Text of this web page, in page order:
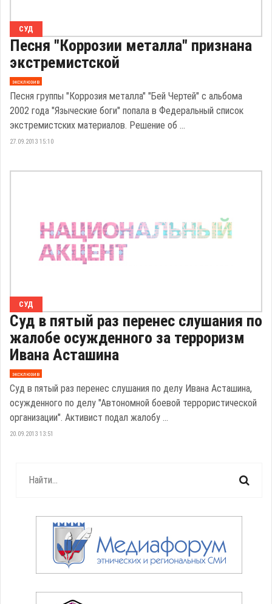
СУД
Песня "Коррозии металла" признана
экстремистской
эксклюзив
Песня группы "Коррозия металла" "Бей Чертей" с альбома
2002 года "Языческие боги" попала в Федеральный список
экстремистских материалов. Решение об ...
27.09.2013 15:10
СУД
Суд в пятый раз перенес слушания по
жалобе осужденного за терроризм
Ивана Асташина
эксклюзив
Суд в пятый раз перенес слушания по делу Ивана Асташина,
осужденного по делу "Автономной боевой террористической
организации". Активист подал жалобу ...
20.09.2013 13:51